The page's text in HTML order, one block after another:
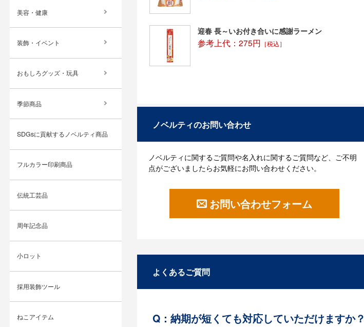
迎春 長～いお付き合いに感謝ラーメン
参考上代：275円 ［税込］
ノベルティのお問い合わせ
ノベルティに関するご質問や名入れに関するご質問など、ご不明
点がございましたらお気軽にお問い合わせください。
お問い合わせフォーム
よくあるご質問
Q：納期が短くても対応していただけますか？
美容・健康
装飾・イベント
おもしろグッズ・玩具
季節商品
SDGsに貢献するノベルティ商品
フルカラー印刷商品
伝統工芸品
周年記念品
小ロット
採用装飾ツール
ねこアイテム